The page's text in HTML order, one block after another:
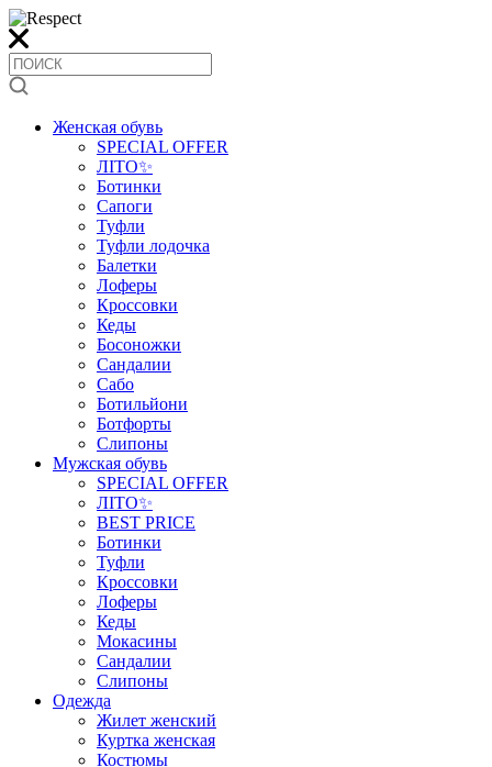
Женская обувь
SPECIAL OFFER
ЛІТО✨
Ботинки
Сапоги
Туфли
Туфли лодочка
Балетки
Лоферы
Кроссовки
Кеды
Босоножки
Сандалии
Сабо
Ботильйони
Ботфорты
Слипоны
Мужская обувь
SPECIAL OFFER
ЛІТО✨
BEST PRICE
Ботинки
Туфли
Кроссовки
Лоферы
Кеды
Мокасины
Сандалии
Слипоны
Одежда
Жилет женский
Куртка женская
Костюмы